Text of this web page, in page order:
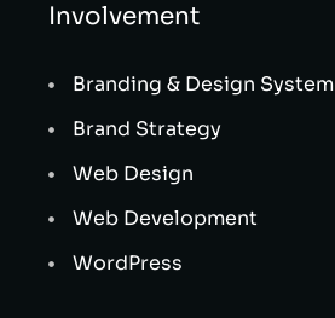
Involvement
Branding & Design System
Brand Strategy
Web Design
Web Development
WordPress